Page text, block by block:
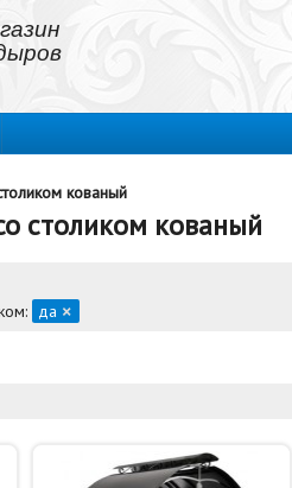
кованый
столиком кованый
да ×